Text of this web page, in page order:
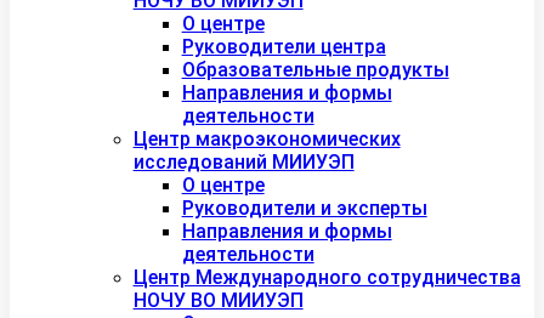
О центре
Руководители центра
Образовательные продукты
Направления и формы
деятельности
Центр макроэкономических
исследований МИИУЭП
О центре
Руководители и эксперты
Направления и формы
деятельности
Центр Международного сотрудничества
НОЧУ ВО МИИУЭП